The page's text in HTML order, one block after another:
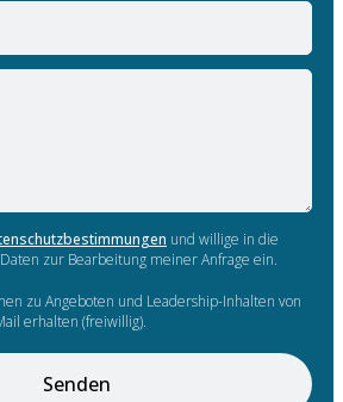
und willige in die
zur Bearbeitung meiner Anfrage ein.
zu Angeboten und Leadership-Inhalten von
erhalten (freiwillig).
Senden